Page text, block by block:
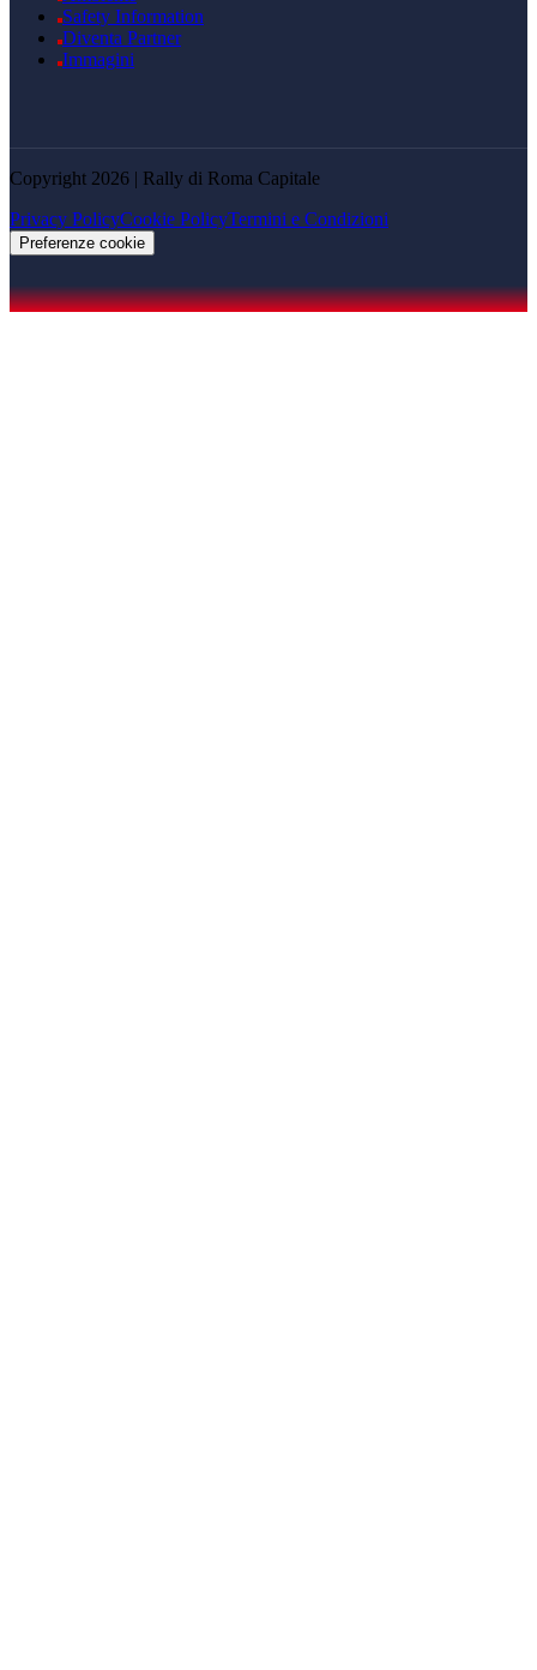
Safety Information
Diventa Partner
Immagini
Copyright 2026 | Rally di Roma Capitale
Privacy PolicyCookie PolicyTermini e Condizioni
Preferenze cookie